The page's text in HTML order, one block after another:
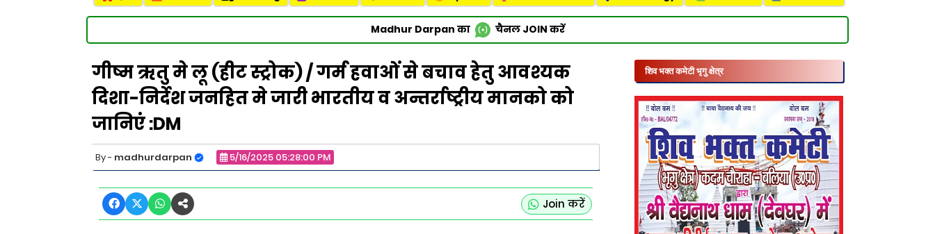
Madhur Darpan का चैनल JOIN करें
गीष्म ऋतु मे लू (हीट स्ट्रोक) / गर्म हवाओं से बचाव हेतु आवश्यक
दिशा-निर्देश जनहित मे जारी भारतीय व अन्तर्राष्ट्रीय मानको को
जानिएं :DM
madhurdarpan 5/16/2025 05:28:00 PM
Join करें
शिव भक्त कमेटी भृगु क्षेत्र